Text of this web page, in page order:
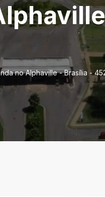
no Alphaville - Brasília -